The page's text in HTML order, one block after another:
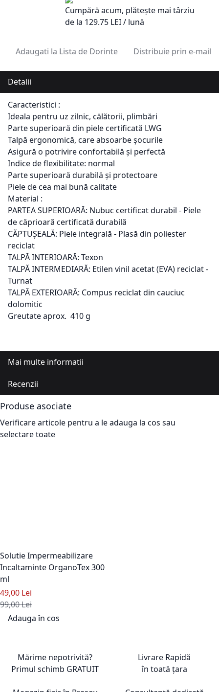
Cumpără acum, plătește mai târziu
de la 129.75 LEI / lună
Adaugati la Lista de Dorinte Distribuie prin e-mail
Detalii
Caracteristici :
Ideala pentru uz zilnic, călătorii, plimbări
Parte superioară din piele certificată LWG
Talpă ergonomică, care absoarbe șocurile
Asigură o potrivire confortabilă și perfectă
Indice de flexibilitate: normal
Parte superioară durabilă și protectoare
Piele de cea mai bună calitate
Material :
PARTEA SUPERIOARĂ: Nubuc certificat durabil - Piele
de căprioară certificată durabilă
CĂPTUȘEALĂ: Piele integrală - Plasă din poliester
reciclat
TALPĂ INTERIOARĂ: Texon
TALPĂ INTERMEDIARĂ: Etilen vinil acetat (EVA) reciclat -
Turnat
TALPĂ EXTERIOARĂ: Compus reciclat din cauciuc
dolomitic
Greutate aprox. 410 g
Mai multe informatii
Recenzii
Produse asociate
Verificare articole pentru a le adauga la cos sau
selectare toate
Solutie Impermeabilizare
Incaltaminte OrganoTex 300
ml
Pret special
49,00 Lei
Pret standard
99,00 Lei
Adauga în cos
Mărime nepotrivită?
Primul schimb GRATUIT
Livrare Rapidă
în toată țara